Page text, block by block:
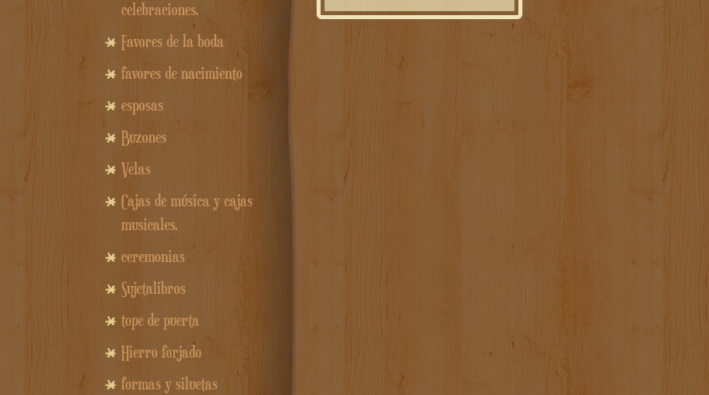
celebraciones.
Favores de la boda
favores de nacimiento
esposas
Buzones
Velas
Cajas de música y cajas
musicales.
ceremonias
Sujetalibros
tope de puerta
Hierro forjado
formas y siluetas